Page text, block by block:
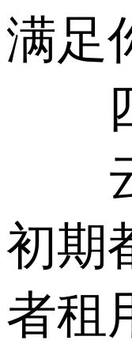
满足
四
云
初期
者租